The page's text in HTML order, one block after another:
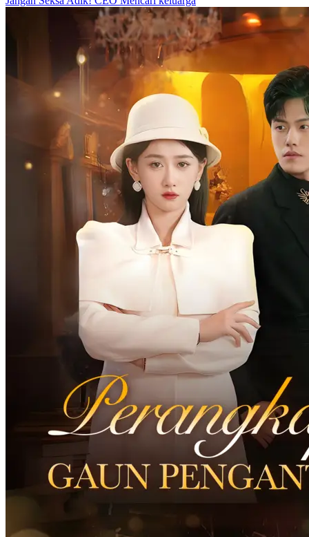
boleh membawa anakku pergi dan menikah lagi. Kita jangan
halangi satu sama lain. Nanti aku undang Pangeran ke pesta ulang
tahun pertama anakku."